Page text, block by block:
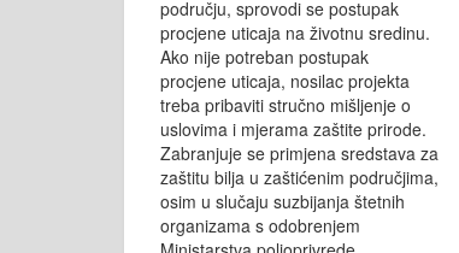
području, sprovodi se postupak
procjene uticaja na životnu sredinu.
Ako nije potreban postupak
procjene uticaja, nosilac projekta
treba pribaviti stručno mišljenje o
uslovima i mjerama zaštite prirode.
Zabranjuje se primjena sredstava za
zaštitu bilja u zaštićenim područjima,
osim u slučaju suzbijanja štetnih
organizama s odobrenjem